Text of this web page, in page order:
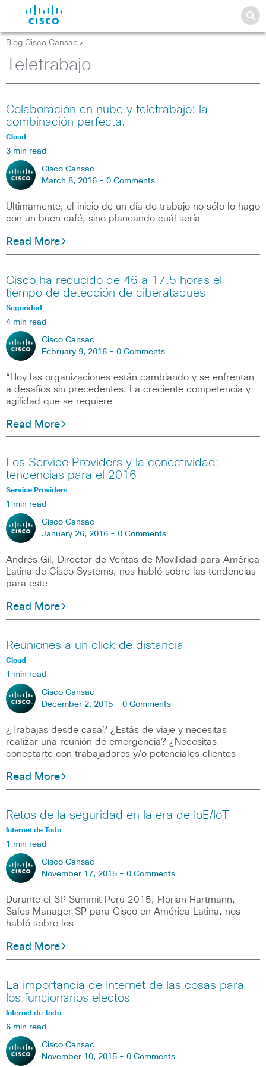
Blog Cisco Cansac >
Teletrabajo
Colaboración en nube y teletrabajo: la
combinación perfecta.
Cloud
3 min read
Cisco Cansac
March 8, 2016 - 0 Comments
Últimamente, el inicio de un día de trabajo no sólo lo hago
con un buen café, sino planeando cuál sería
Read More
Cisco ha reducido de 46 a 17.5 horas el
tiempo de detección de ciberataques
Seguridad
4 min read
Cisco Cansac
February 9, 2016 - 0 Comments
“Hoy las organizaciones están cambiando y se enfrentan
a desafíos sin precedentes. La creciente competencia y
agilidad que se requiere
Read More
Los Service Providers y la conectividad:
tendencias para el 2016
Service Providers
1 min read
Cisco Cansac
January 26, 2016 - 0 Comments
Andrés Gil, Director de Ventas de Movilidad para América
Latina de Cisco Systems, nos habló sobre las tendencias
para este
Read More
Reuniones a un click de distancia
Cloud
1 min read
Cisco Cansac
December 2, 2015 - 0 Comments
¿Trabajas desde casa? ¿Estás de viaje y necesitas
realizar una reunión de emergencia? ¿Necesitas
conectarte con trabajadores y/o potenciales clientes
Read More
Retos de la seguridad en la era de IoE/IoT
Internet de Todo
1 min read
Cisco Cansac
November 17, 2015 - 0 Comments
Durante el SP Summit Perú 2015, Florian Hartmann,
Sales Manager SP para Cisco en América Latina, nos
habló sobre los
Read More
La importancia de Internet de las cosas para
los funcionarios electos
Internet de Todo
6 min read
Cisco Cansac
November 10, 2015 - 0 Comments